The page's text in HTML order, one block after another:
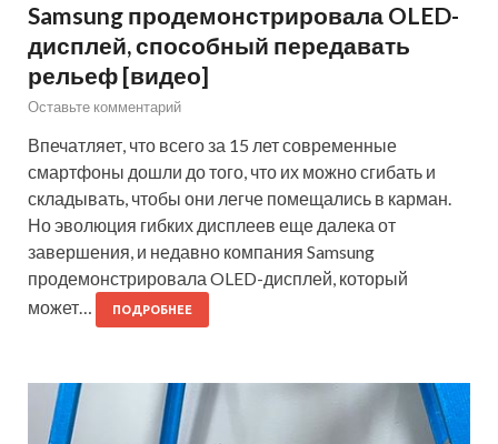
Samsung продемонстрировала OLED-
дисплей, способный передавать
рельеф [видео]
Оставьте комментарий
Впечатляет, что всего за 15 лет современные
смартфоны дошли до того, что их можно сгибать и
складывать, чтобы они легче помещались в карман.
Но эволюция гибких дисплеев еще далека от
завершения, и недавно компания Samsung
продемонстрировала OLED-дисплей, который
может…
ПОДРОБНЕЕ